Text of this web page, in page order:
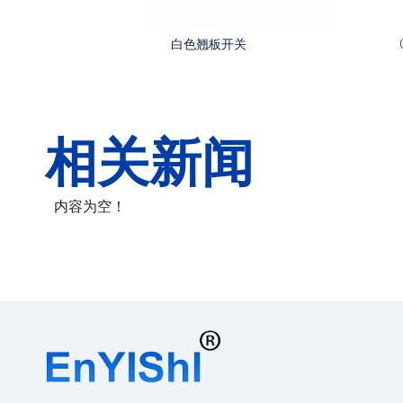
白色翘板开关
相关新闻
内容为空！